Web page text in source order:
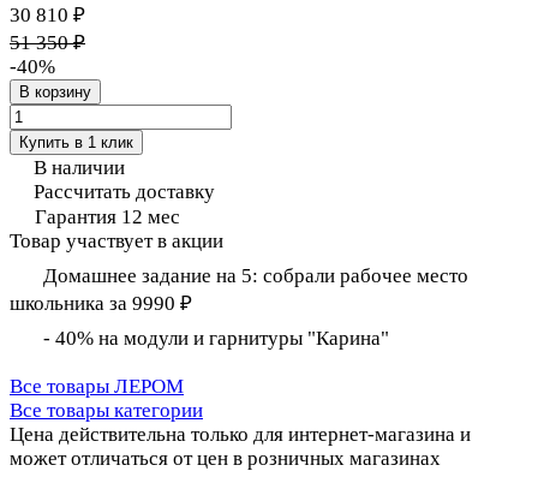
30 810 ₽
51 350 ₽
-40%
В корзину
Купить в 1 клик
В наличии
Рассчитать доставку
Гарантия 12 мес
Товар участвует в акции
Домашнее задание на 5: собрали рабочее место
школьника за 9990 ₽
- 40% на модули и гарнитуры "Карина"
Все товары ЛЕРОМ
Все товары категории
Цена действительна только для интернет-магазина и
может отличаться от цен в розничных магазинах